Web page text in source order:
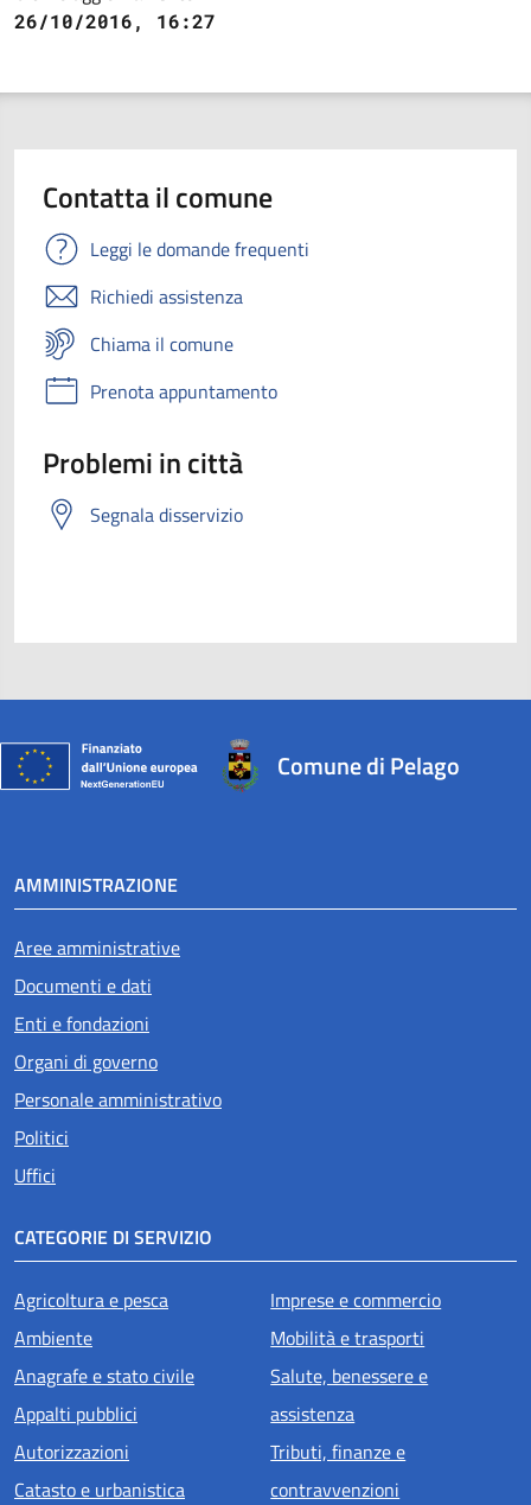
26/10/2016, 16:27
Contatta il comune
Leggi le domande frequenti
Richiedi assistenza
Chiama il comune
Prenota appuntamento
Problemi in città
Segnala disservizio
Comune di Pelago
AMMINISTRAZIONE
Aree amministrative
Documenti e dati
Enti e fondazioni
Organi di governo
Personale amministrativo
Politici
Uffici
CATEGORIE DI SERVIZIO
Agricoltura e pesca
Ambiente
Anagrafe e stato civile
Appalti pubblici
Autorizzazioni
Catasto e urbanistica
Imprese e commercio
Mobilità e trasporti
Salute, benessere e
assistenza
Tributi, finanze e
contravvenzioni